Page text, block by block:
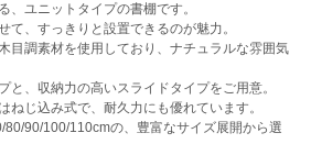
ユニットタイプの書棚です。
、すっきりと設置できるのが魅力。
目調素材を使用しており、ナチュラルな雰囲気
、収納力の高いスライドタイプをご用意。
じ込み式で、耐久力にも優れています。
90/100/110cmの、豊富なサイズ展開から選